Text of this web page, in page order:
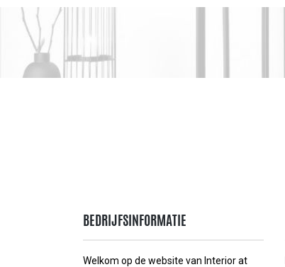
BEDRIJFSINFORMATIE
Welkom op de website van Interior at